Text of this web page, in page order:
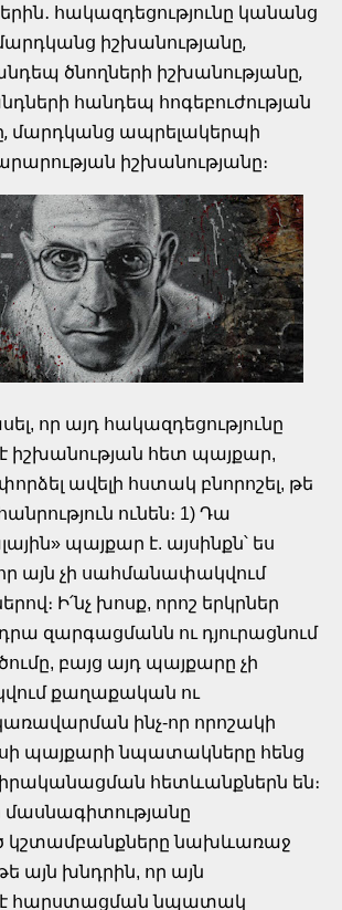
հակազդեցությունը կանանց
իշխանությանը,
ծնողների իշխանությանը,
հանդեպ հոգեբուժության
մարդկանց ապրելակերպի
իշխանությանը։
որ այդ հակազդեցությունը
իշխանության հետ պայքար,
ավելի հստակ բնորոշել, թե
ունեն։ 1) Դա
պայքար է. այսինքն՝ ես
այն չի սահմանափակվում
Ի՛նչ խոսք, որոշ երկրներ
զարգացմանն ու դյուրացնում
բայց այդ պայքարը չի
քաղաքական ու
ինչ-որ որոշակի
պայքարի նպատակները հենց
հետևանքներն են։
մասնագիտությանը
կշտամբանքները նախևառաջ
այն խնդրին, որ այն
է հարստացման նպատակ